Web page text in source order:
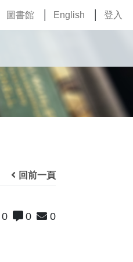
圖書館 English 登入
回前一頁
0 0 0